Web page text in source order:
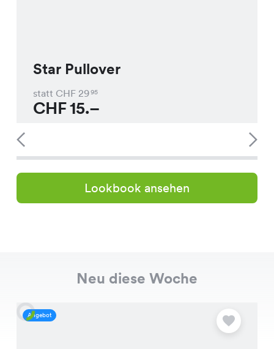
Star Pullover
statt CHF 2995
CHF15.–
Lookbook ansehen
Neu diese Woche
Angebot